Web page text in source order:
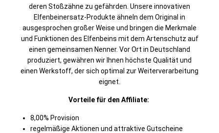
deren Stoßzähne zu gefährden. Unsere innovativen
Elfenbeinersatz-Produkte ähneln dem Original in
ausgesprochen großer Weise und bringen die Merkmale
und Funktionen des Elfenbeins mit dem Artenschutz auf
einen gemeinsamen Nenner. Vor Ort in Deutschland
produziert, gewähren wir Ihnen höchste Qualität und
einen Werkstoff, der sich optimal zur Weiterverarbeitung
eignet.
Vorteile für den Affiliate:
8,00% Provision
regelmäßige Aktionen und attraktive Gutscheine